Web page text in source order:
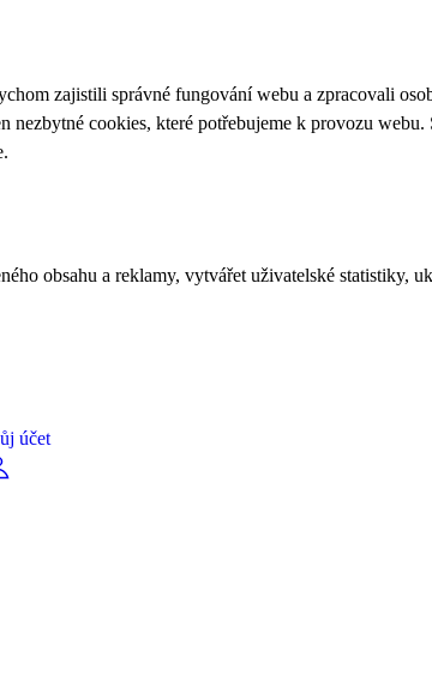
zajistili správné fungování webu a zpracovali
nezbytné cookies, které potřebujeme k provozu
.
obsahu a reklamy, vytvářet uživatelské statistiky,
účet